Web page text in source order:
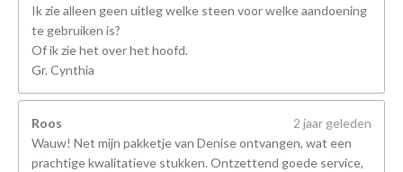
Ik zie alleen geen uitleg welke steen voor welke aandoening
te gebruiken is?
Of ik zie het over het hoofd.
Gr. Cynthia
Roos
2 jaar geleden
Wauw! Net mijn pakketje van Denise ontvangen, wat een
prachtige kwalitatieve stukken. Ontzettend goede service,